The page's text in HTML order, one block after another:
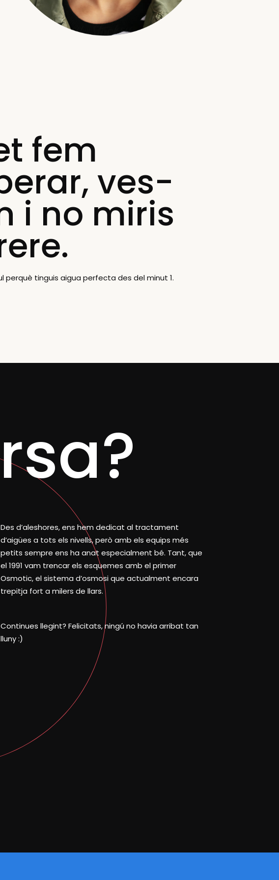
fem
ves-
i no miris
perquè tinguis aigua perfecta des del minut 1.
Des d’aleshores, ens hem dedicat al tractament
d’aigües a tots els nivells, però amb els equips més
petits sempre ens ha anat especialment bé. Tant, que
el 1991 vam trencar els esquemes amb el primer
Osmotic, el sistema d’osmosi que actualment encara
trepitja fort a milers de llars.
Continues llegint? Felicitats, ningú no havia arribat tan
lluny :)